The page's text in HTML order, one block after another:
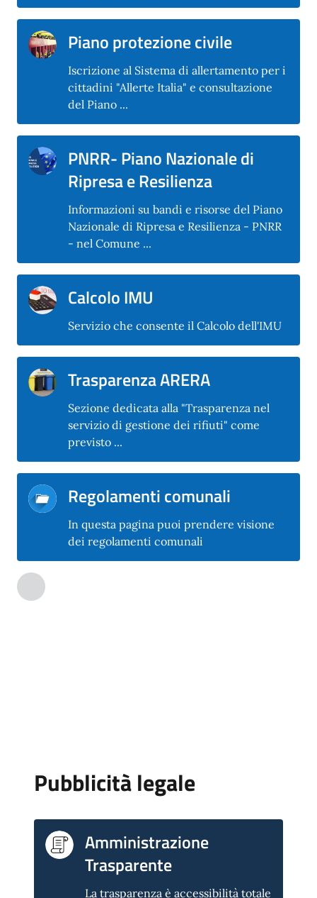
Piano protezione civile
Iscrizione al Sistema di allertamento per i
cittadini "Allerte Italia" e consultazione
del Piano ...
PNRR- Piano Nazionale di
Ripresa e Resilienza
Informazioni su bandi e risorse del Piano
Nazionale di Ripresa e Resilienza - PNRR
- nel Comune ...
Calcolo IMU
Servizio che consente il Calcolo dell'IMU
Trasparenza ARERA
Sezione dedicata alla "Trasparenza nel
servizio di gestione dei rifiuti" come
previsto ...
Regolamenti comunali
In questa pagina puoi prendere visione
dei regolamenti comunali
Pubblicità legale
Amministrazione
Trasparente
La trasparenza è accessibilità totale